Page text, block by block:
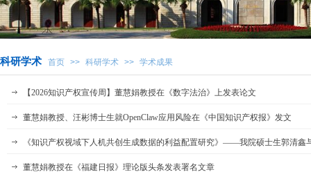
科研学术 首页 >> 科研学术 >> 学术成果
【2026知识产权宣传周】董慧娟教授在《数字法治》上发表论文
董慧娟教授、汪彬博士生就OpenClaw应用风险在《中国知识产权报》发文
《知识产权视域下人机共创生成数据的利益配置研究》——我院硕士生郭清鑫
董慧娟教授在《福建日报》理论版头条发表署名文章